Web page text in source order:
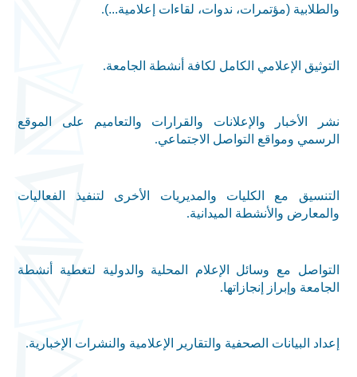
والطلابية (مؤتمرات، ندوات، لقاءات إعلامية...).
التوثيق الإعلامي الكامل لكافة أنشطة الجامعة.
نشر الأخبار والإعلانات والقرارات والتعاميم على الموقع
الرسمي ومواقع التواصل الاجتماعي.
التنسيق مع الكليات والمديريات الأخرى لتنفيذ الفعاليات
والمعارض والأنشطة الميدانية.
التواصل مع وسائل الإعلام المحلية والدولية لتغطية أنشطة
الجامعة وإبراز إنجازاتها.
إعداد البيانات الصحفية والتقارير الإعلامية والنشرات الإخبارية.